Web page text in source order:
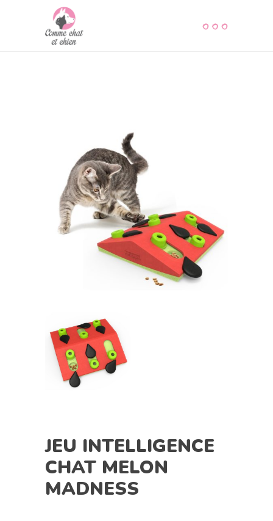
JEU INTELLIGENCE
CHAT MELON
MADNESS